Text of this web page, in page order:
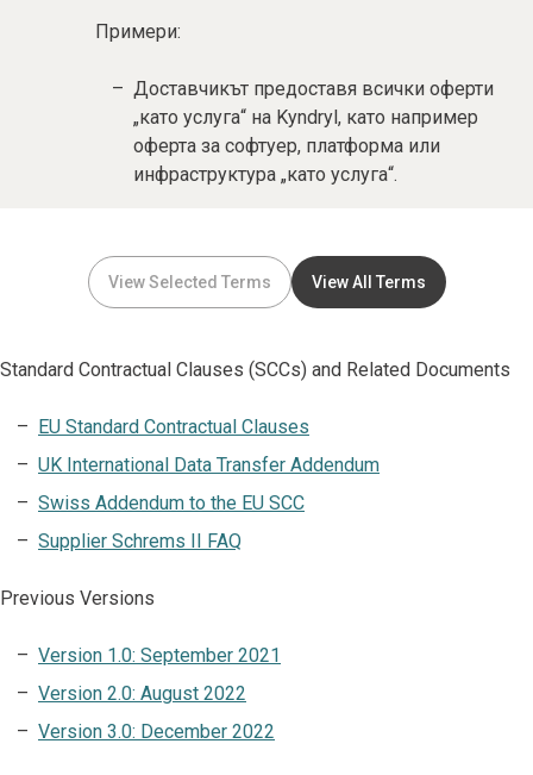
Примери:
Доставчикът предоставя всички оферти
„като услуга“ на Kyndryl, като например
оферта за софтуер, платформа или
инфраструктура „като услуга“.
View Selected Terms View All Terms
Standard Contractual Clauses (SCCs) and Related Documents
EU Standard Contractual Clauses
UK International Data Transfer Addendum
Swiss Addendum to the EU SCC
Supplier Schrems II FAQ
Previous Versions
Version 1.0: September 2021
Version 2.0: August 2022
Version 3.0: December 2022